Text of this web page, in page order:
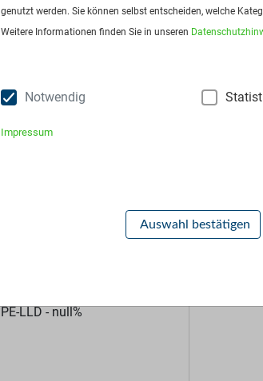
Frequenz:Auf Anfrage
Menge:Auf Anfrage
Anfrage stellen
PE-LLD - null%
genutzt werden. Sie können selbst entscheiden, welche
Weitere Informationen finden Sie in unseren
Notwendig
Impressum
Auswahl bestätigen